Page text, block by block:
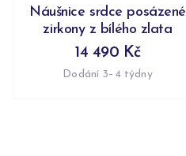
Náušnice srdce posázené
zirkony z bílého zlata
14 490 Kč
Dodání 3–4 týdny